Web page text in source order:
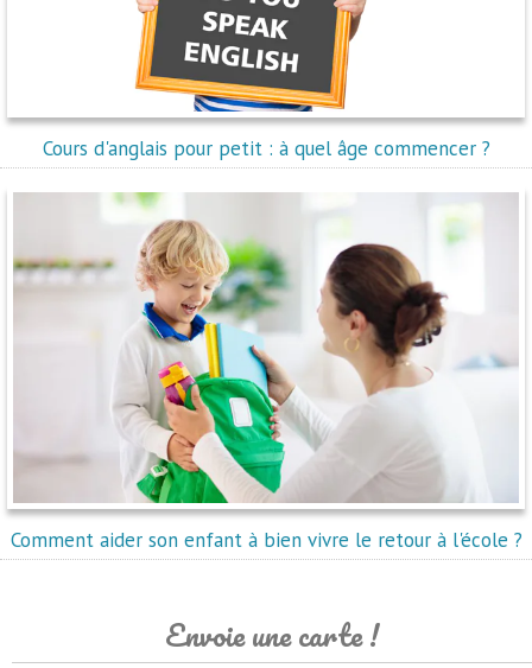
Cours d'anglais pour petit : à quel âge commencer ?
Comment aider son enfant à bien vivre le retour à l'école ?
Envoie une carte !